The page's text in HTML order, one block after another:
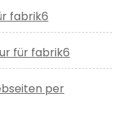
fabrik6
für fabrik6
per